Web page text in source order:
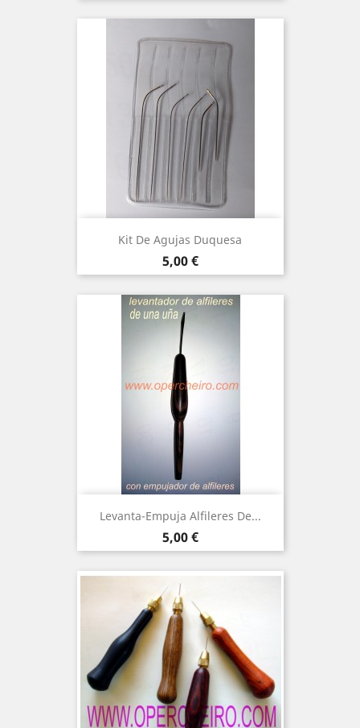
Kit De Agujas Duquesa
Precio
5,00 €
Levanta-Empuja Alfileres De...
Precio
5,00 €